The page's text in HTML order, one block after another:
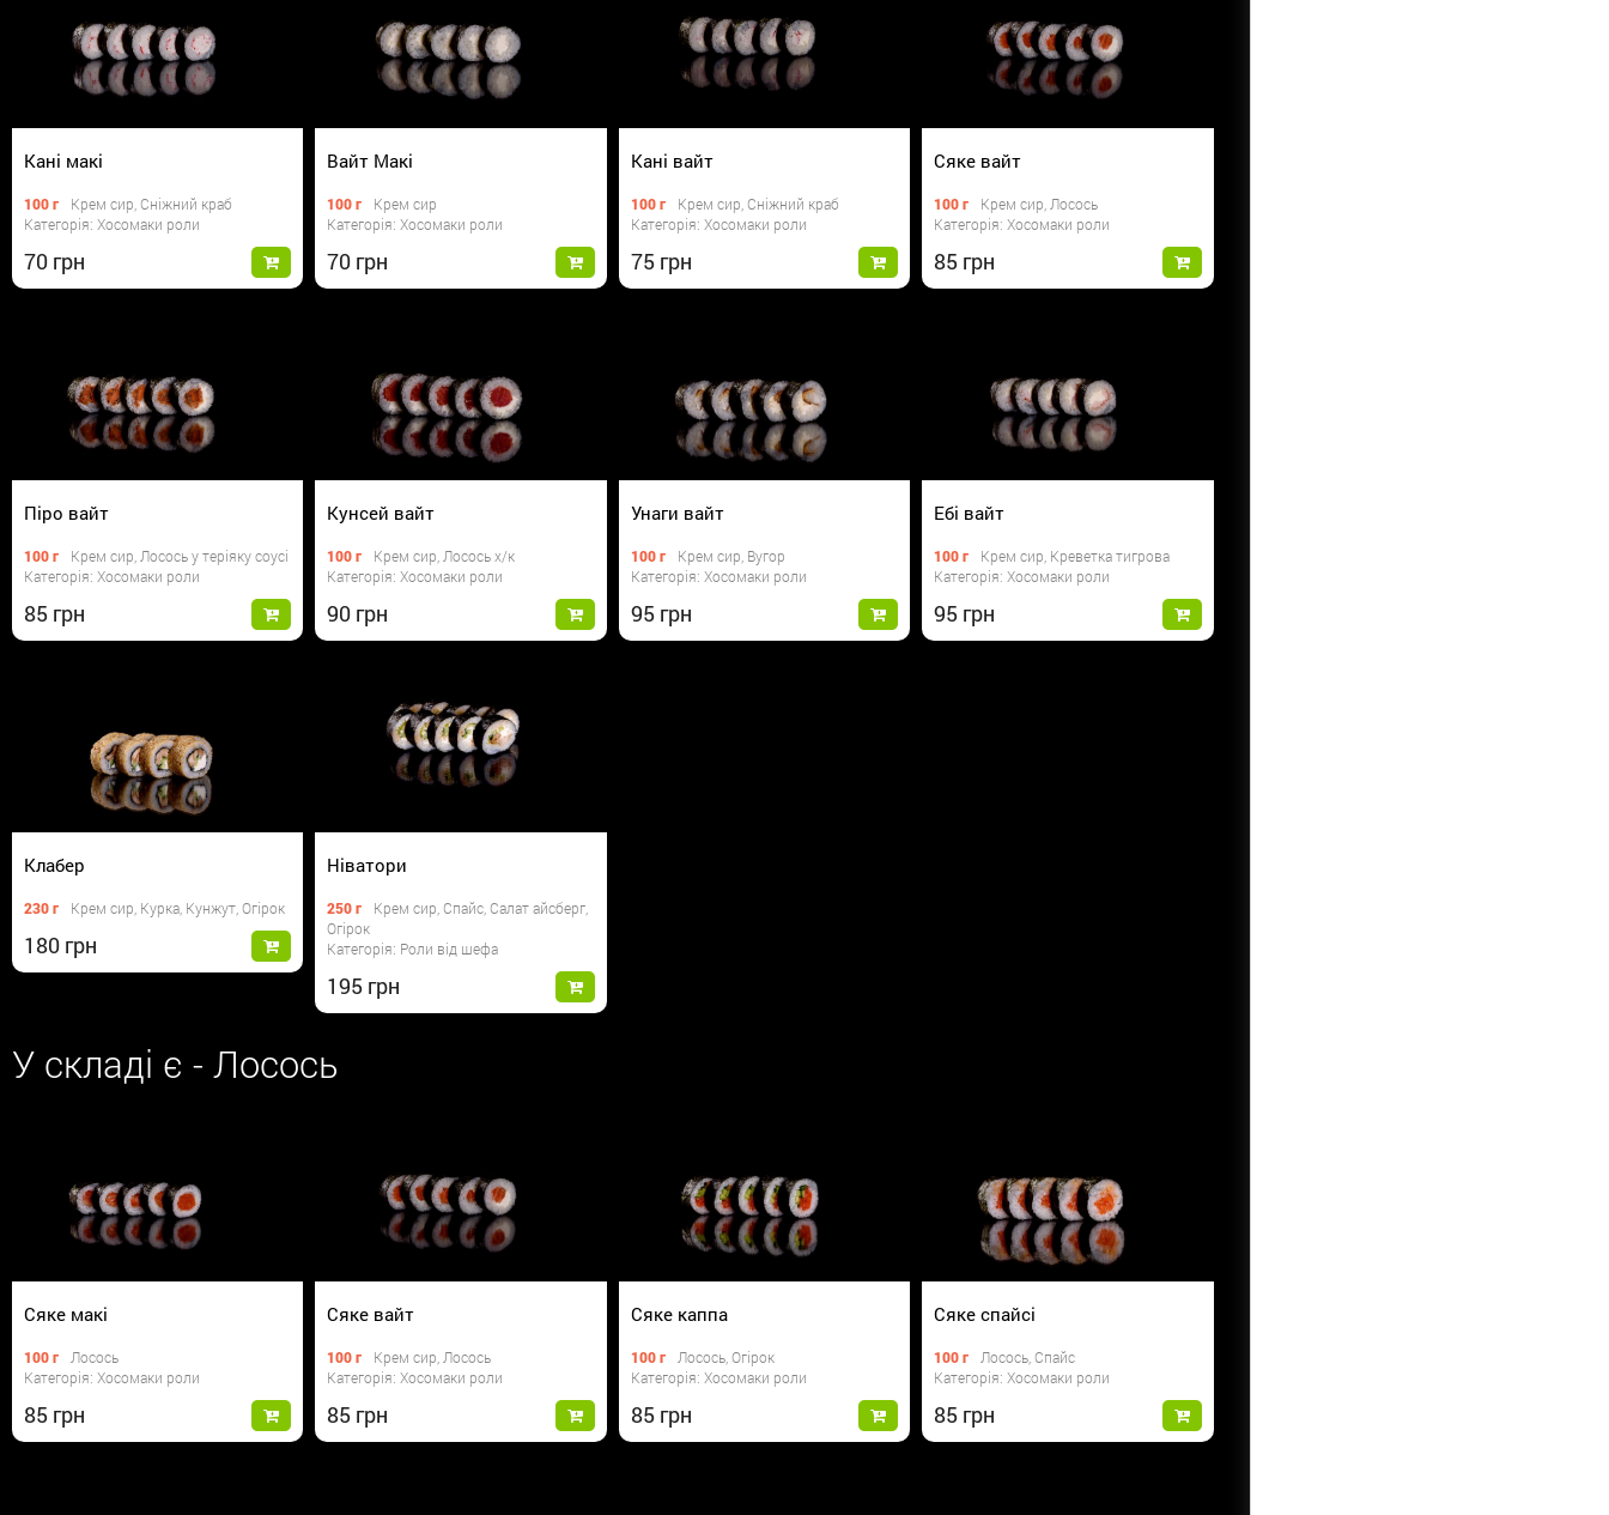
Кані макі
100 г
Крем сир, Сніжний краб
Категорія: Хосомаки роли
70
Вайт Макі
100 г
Крем сир
Категорія: Хосомаки роли
70
Кані вайт
100 г
Крем сир, Сніжний краб
Категорія: Хосомаки роли
75
Сяке вайт
100 г
Крем сир, Лосось
Категорія: Хосомаки роли
85
Піро вайт
100 г
Крем сир, Лосось у теріяку соусі
Категорія: Хосомаки роли
85
Кунсей вайт
100 г
Крем сир, Лосось х/к
Категорія: Хосомаки роли
90
Унаги вайт
100 г
Крем сир, Вугор
Категорія: Хосомаки роли
95
Ебі вайт
100 г
Крем сир, Креветка тигрова
Категорія: Хосомаки роли
95
Клабер
230 г Крем сир, Курка, Кунжут, Огірок
180
Ніватори
250 г
Крем сир, Спайс, Салат айсберг,
Огірок
Категорія: Роли від шефа
195
У складі є - Лосось
Сяке макі
100 г
Лосось
Категорія: Хосомаки роли
85
Сяке вайт
100 г
Крем сир, Лосось
Категорія: Хосомаки роли
85
Сяке каппа
100 г
Лосось, Огірок
Категорія: Хосомаки роли
85
Сяке спайсі
100 г
Лосось, Спайс
Категорія: Хосомаки роли
85